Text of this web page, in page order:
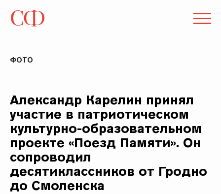
ФОТО
Александр Карелин принял
участие в патриотическом
культурно-образовательном
проекте «Поезд Памяти». Он
сопроводил
десятиклассников от Гродно
до Смоленска